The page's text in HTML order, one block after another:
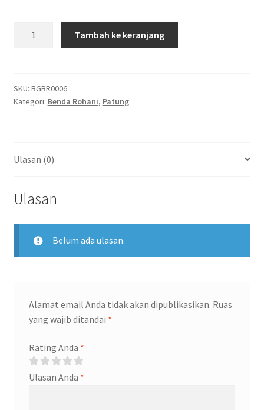
30
cm
Tambah ke keranjang
SKU: BGBR0006
Kategori: Benda Rohani, Patung
Ulasan (0)
Ulasan
Belum ada ulasan.
Alamat email Anda tidak akan dipublikasikan. Ruas
yang wajib ditandai *
Rating Anda *
Ulasan Anda *